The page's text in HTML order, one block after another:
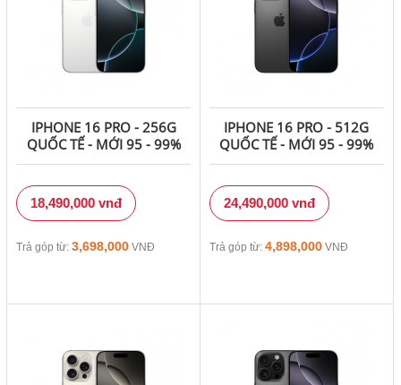
IPHONE 16 PRO - 256G
QUỐC TẾ - MỚI 95 - 99%
18,490,000 vnđ
Trả góp từ:3,698,000 VNĐ
IPHONE 16 PRO - 512G
QUỐC TẾ - MỚI 95 - 99%
24,490,000 vnđ
Trả góp từ: 4,898,000VNĐ